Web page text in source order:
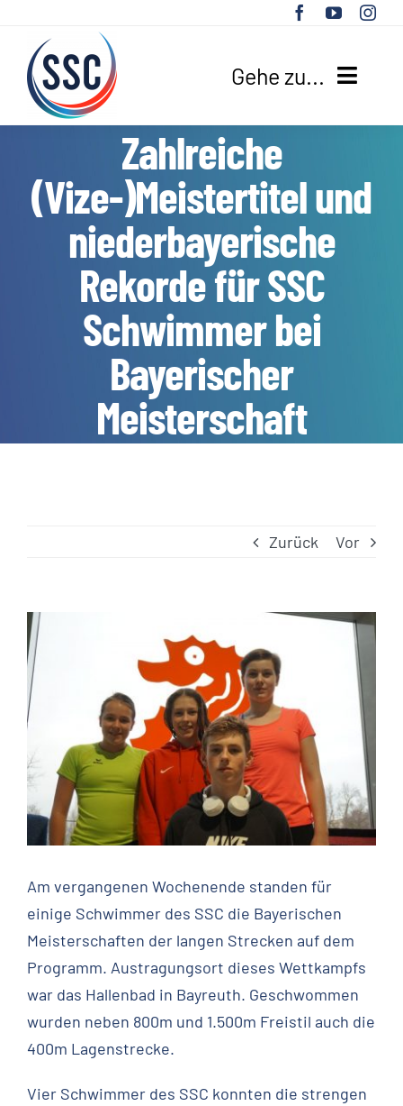
springen
Gehe zu...
UNSER VEREIN
SPORTANGEBOTE
AKTUELLES
Zahlreiche
(Vize-)Meistertitel und
niederbayerische
Rekorde für SSC
Schwimmer bei
Bayerischer
Meisterschaft
Zurück Vor
Zeige
grösseres
Bild
Am vergangenen Wochenende standen für
einige Schwimmer des SSC die Bayerischen
Meisterschaften der langen Strecken auf dem
Programm. Austragungsort dieses Wettkampfs
war das Hallenbad in Bayreuth. Geschwommen
wurden neben 800m und 1.500m Freistil auch die
400m Lagenstrecke.
Vier Schwimmer des SSC konnten die strengen